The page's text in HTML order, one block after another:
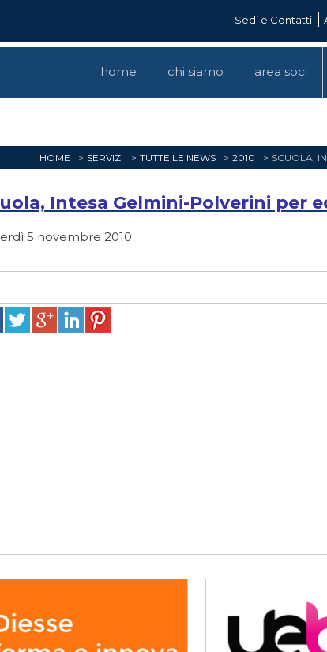
Sedi e Contatti
home chi siamo area soci
HOME SERVIZI TUTTE LE NEWS 2010 SCUOLA,
Intesa Gelmini-Polverini per
5 novembre 2010